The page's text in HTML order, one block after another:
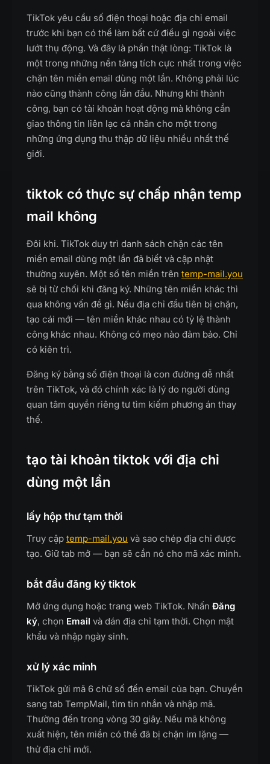
TikTok yêu cầu số điện thoại hoặc địa chỉ email
trước khi bạn có thể làm bất cứ điều gì ngoài việc
lướt thụ động. Và đây là phần thật lòng: TikTok là
một trong những nền tảng tích cực nhất trong việc
chặn tên miền email dùng một lần. Không phải lúc
nào cũng thành công lần đầu. Nhưng khi thành
công, bạn có tài khoản hoạt động mà không cần
giao thông tin liên lạc cá nhân cho một trong
những ứng dụng thu thập dữ liệu nhiều nhất thế
giới.
tiktok có thực sự chấp nhận temp
mail không
Đôi khi. TikTok duy trì danh sách chặn các tên
miền email dùng một lần đã biết và cập nhật
thường xuyên. Một số tên miền trên temp-mail.you
sẽ bị từ chối khi đăng ký. Những tên miền khác thì
qua không vấn đề gì. Nếu địa chỉ đầu tiên bị chặn,
tạo cái mới — tên miền khác nhau có tỷ lệ thành
công khác nhau. Không có mẹo nào đảm bảo. Chỉ
có kiên trì.
Đăng ký bằng số điện thoại là con đường dễ nhất
trên TikTok, và đó chính xác là lý do người dùng
quan tâm quyền riêng tư tìm kiếm phương án thay
thế.
tạo tài khoản tiktok với địa chỉ
dùng một lần
lấy hộp thư tạm thời
Truy cập temp-mail.you và sao chép địa chỉ được
tạo. Giữ tab mở — bạn sẽ cần nó cho mã xác minh.
bắt đầu đăng ký tiktok
Mở ứng dụng hoặc trang web TikTok. Nhấn Đăng
ký, chọn Email và dán địa chỉ tạm thời. Chọn mật
khẩu và nhập ngày sinh.
xử lý xác minh
TikTok gửi mã 6 chữ số đến email của bạn. Chuyển
sang tab TempMail, tìm tin nhắn và nhập mã.
Thường đến trong vòng 30 giây. Nếu mã không
xuất hiện, tên miền có thể đã bị chặn im lặng —
thử địa chỉ mới.